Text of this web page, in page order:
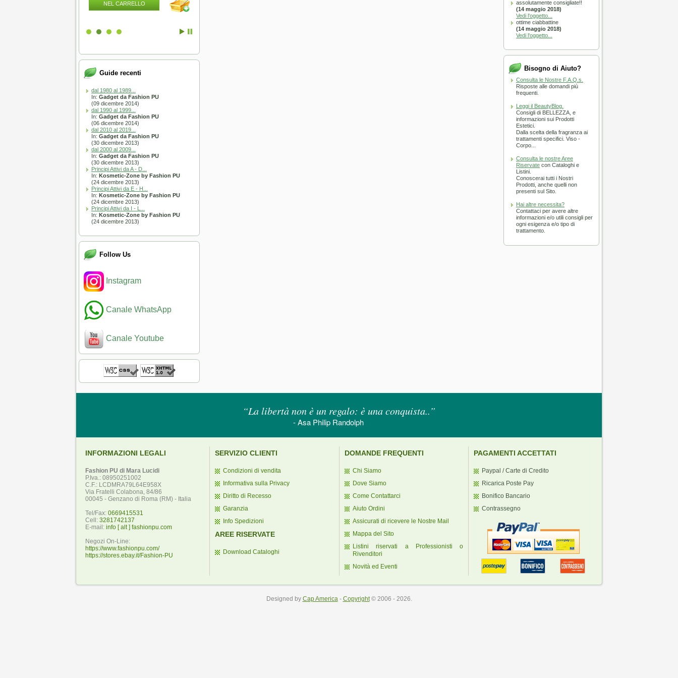
NEL CARRELLO
Guide recenti
dal 1980 al 1989...
In: Gadget da Fashion PU
(09 dicembre 2014)
dal 1990 al 1999...
In: Gadget da Fashion PU
(06 dicembre 2014)
dal 2010 al 2019...
In: Gadget da Fashion PU
(30 dicembre 2013)
dal 2000 al 2009...
In: Gadget da Fashion PU
(30 dicembre 2013)
Principi Attivi da A - D...
In: Kosmetic-Zone by Fashion PU
(24 dicembre 2013)
Principi Attivi da E - H...
In: Kosmetic-Zone by Fashion PU
(24 dicembre 2013)
Principi Attivi da I - L...
In: Kosmetic-Zone by Fashion PU
(24 dicembre 2013)
Follow Us
Instagram
Canale WhatsApp
Canale Youtube
assolutamente consigliate!!
(14 maggio 2018)
Vedi l'oggetto...
ottime ciabbattine
(14 maggio 2018)
Vedi l'oggetto...
Bisogno di Aiuto?
Consulta le Nostre F.A.Q.s.
Risposte alle domandi più
frequenti.
Leggi il BeautyBlog.
Consigli di BELLEZZA, e
informazioni sui Prodotti
Estetici.
Dalla scelta della fragranza ai
trattamenti specifici. Viso -
Corpo...
Consulta le nostre Aree
Riservate con Cataloghi e
Listini.
Conoscerai tutti i Nostri
Prodotti, anche quelli non
presenti sul Sito.
Hai altre necessita?
Contattaci per avere altre
informazioni e/o utili consigli per
ogni esigenza e/o tipo di
trattamento.
“La libertà non è un regalo: è una conquista..”
- Asa Philip Randolph
INFORMAZIONI LEGALI
Fashion PU di Mara Lucidi
P.Iva.: 08950251002
C.F.: LCDMRA79L64E958X
Via Fratelli Colabona, 84/86
00045 - Genzano di Roma (RM) - Italia
Tel/Fax: 0669415531
Cell: 3281742137
E-mail: info [ alt ] fashionpu.com
Negozi On-Line:
https://www.fashionpu.com/
https://stores.ebay.it/Fashion-PU
SERVIZIO CLIENTI
Condizioni di vendita
Informativa sulla Privacy
Diritto di Recesso
Garanzia
Info Spedizioni
AREE RISERVATE
Download Cataloghi
DOMANDE FREQUENTI
Chi Siamo
Dove Siamo
Come Contattarci
Aiuto Ordini
Assicurati di ricevere le Nostre Mail
Mappa del Sito
Listini riservati a Professionisti o
Rivenditori
Novità ed Eventi
PAGAMENTI ACCETTATI
Paypal / Carte di Credito
Ricarica Poste Pay
Bonifico Bancario
Contrassegno
Designed by Cap America- Copyright© 2006 - 2026.